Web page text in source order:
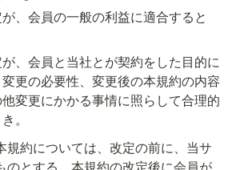
、会員の一般の利益に適合すると
、会員と当社とが契約をした目的に
更の必要性、変更後の本規約の内容
変更にかかる事情に照らして合理的
。
規約については、改定の前に、当サ